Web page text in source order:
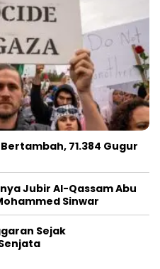
71.384 Gugur
Jubir Al-Qassam Abu
Sinwar
Sejak